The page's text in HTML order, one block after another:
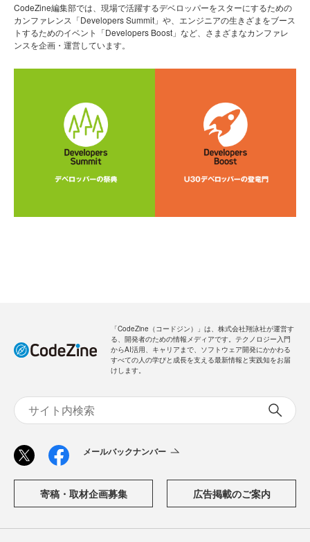
CodeZine編集部では、現場で活躍するデベロッパーをスターにするための
カンファレンス「Developers Summit」や、エンジニアの生きざまをブース
トするためのイベント「Developers Boost」など、さまざまなカンファレ
ンスを企画・運営しています。
「CodeZine（コードジン）」は、株式会社翔泳社が運営す
る、開発者のための情報メディアです。テクノロジー入門
からAI活用、キャリアまで、ソフトウェア開発にかかわる
すべての人の学びと成長を支える最新情報と実践知をお届
けします。
メールバックナンバー
寄稿・取材企画募集 広告掲載のご案内